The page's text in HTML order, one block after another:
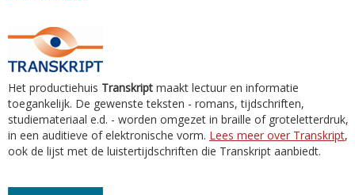
Het productiehuis Transkript maakt lectuur en informatie
toegankelijk. De gewenste teksten - romans, tijdschriften,
studiemateriaal e.d. - worden omgezet in braille of groteletterdruk,
in een auditieve of elektronische vorm. Lees meer over Transkript,
ook de lijst met de luistertijdschriften die Transkript aanbiedt.